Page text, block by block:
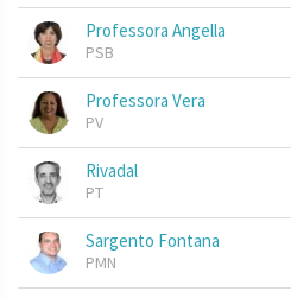
Professora Angella
PSB
Professora Vera
PV
Rivadal
PT
Sargento Fontana
PMN